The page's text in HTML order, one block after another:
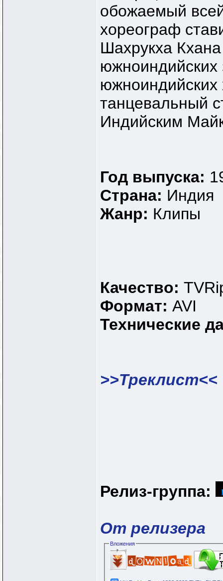
обожаемый
хореограф
Шахрукха
южноиндийских
южноиндийских
танцевальный
Индийским
Год выпуска:
Страна: Индия
Жанр: Клипы
Качество:
Формат: AVI
Технические
>>Треклист<<
Релиз-группа:
От релизера
Вложения